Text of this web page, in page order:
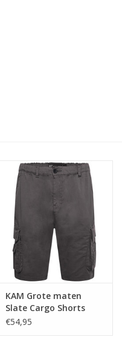
KAM Grote maten
Slate Cargo Shorts
€54,95